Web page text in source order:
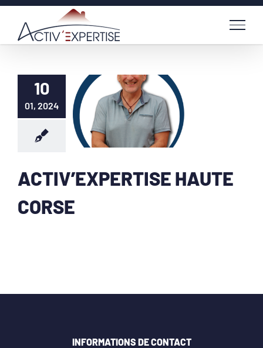
Passer
contenu
10
01, 2024
ACTIV’EXPERTISE HAUTE
CORSE
INFORMATIONS DE CONTACT